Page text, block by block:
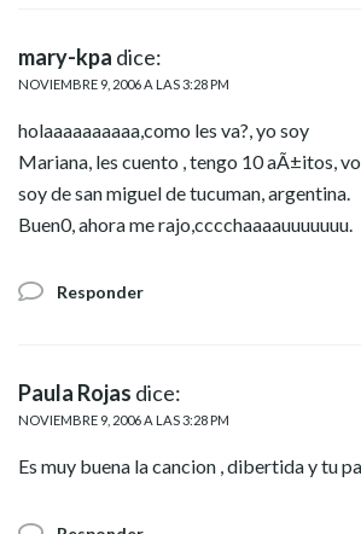
mary-kpa dice:
NOVIEMBRE 9, 2006 A LAS 3:28 PM
holaaaaaaaaaa,como les va?, yo soy
Mariana, les cuento , tengo 10 aÃ±itos,
soy de san miguel de tucuman, argentina.
Buen0, ahora me rajo,cccchaaaauuuuuuu.
Responder
Paula Rojas dice:
NOVIEMBRE 9, 2006 A LAS 3:28 PM
Es muy buena la cancion , dibertida y tu